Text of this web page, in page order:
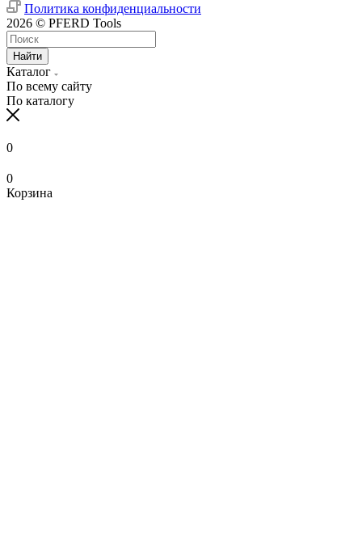
Политика конфиденциальности
2026 © PFERD Tools
Найти
Каталог
По всему сайту
По каталогу
0
0
Корзина